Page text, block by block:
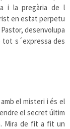
i la pregària de l
en estat perpetu
desenvolupa
s´expressa des
el misteri i és el
el secret últim
Mira de fit a fit un